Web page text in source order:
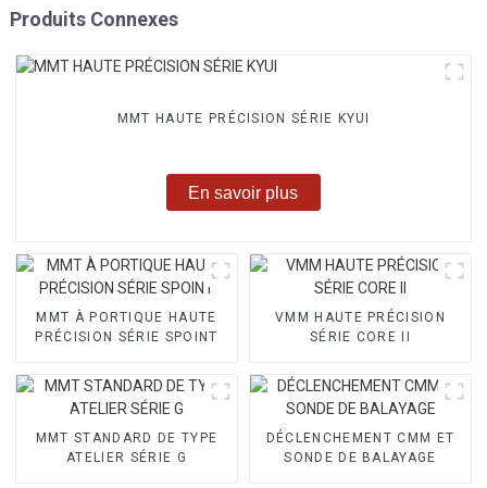
Produits Connexes
MMT HAUTE PRÉCISION SÉRIE KYUI
En savoir plus
MMT À PORTIQUE HAUTE
PRÉCISION SÉRIE SPOINT
VMM HAUTE PRÉCISION
SÉRIE CORE II
MMT STANDARD DE TYPE
ATELIER SÉRIE G
DÉCLENCHEMENT CMM ET
SONDE DE BALAYAGE